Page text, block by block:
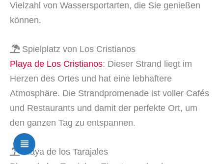
Vielzahl von Wassersportarten, die Sie genießen
können.
Spielplatz von Los Cristianos
Playa de Los Cristianos: Dieser Strand liegt im
Herzen des Ortes und hat eine lebhaftere
Atmosphäre. Die Strandpromenade ist voller Cafés
und Restaurants und damit der perfekte Ort, um
den ganzen Tag zu entspannen.
Playa de los Tarajales